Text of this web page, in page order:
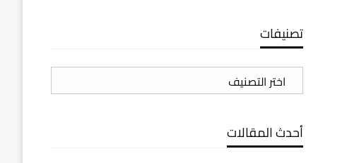
تصنيفات
تصنيفات
أحدث المقالات